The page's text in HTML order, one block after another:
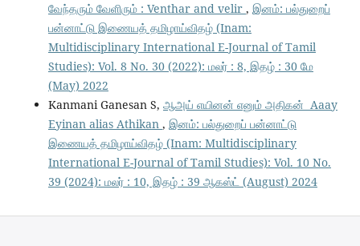
வேந்தரும் வேளிரும் : Venthar and velir , இனம்: பல்துறைப்
பன்னாட்டு இணையத் தமிழாய்விதழ் (Inam:
Multidisciplinary International E-Journal of Tamil
Studies): Vol. 8 No. 30 (2022): மலர் : 8, இதழ் : 30 மே
(May) 2022
Kanmani Ganesan S, ஆஅய் எயினன் எனும் அதிகன் Aaay
Eyinan alias Athikan , இனம்: பல்துறைப் பன்னாட்டு
இணையத் தமிழாய்விதழ் (Inam: Multidisciplinary
International E-Journal of Tamil Studies): Vol. 10 No.
39 (2024): மலர் : 10, இதழ் : 39 ஆகஸ்ட் (August) 2024